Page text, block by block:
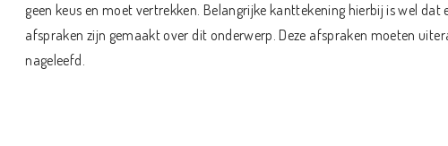
geen keus en moet vertrekken. Belangrijke kanttekening hierbij is wel
afspraken zijn gemaakt over dit onderwerp. Deze afspraken moeten
nageleefd.